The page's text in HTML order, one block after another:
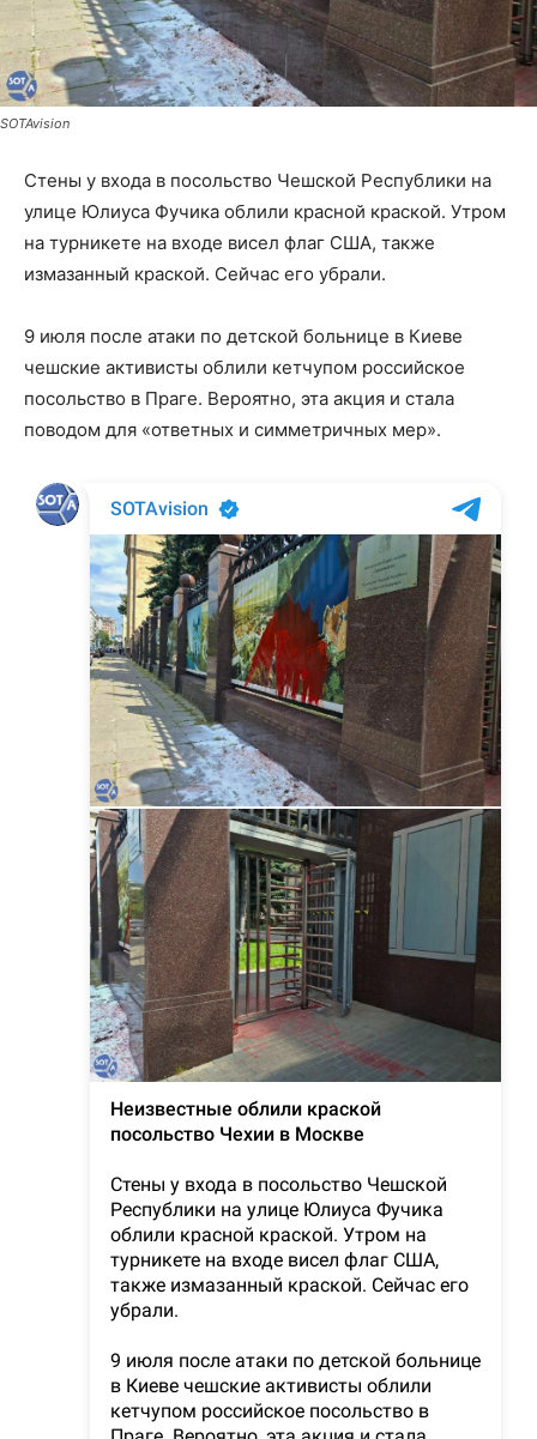
SOTAvision
Стены у входа в посольство Чешской Республики на
улице Юлиуса Фучика облили красной краской. Утром
на турникете на входе висел флаг США, также
измазанный краской. Сейчас его убрали.
9 июля после атаки по детской больнице в Киеве
чешские активисты облили кетчупом российское
посольство в Праге. Вероятно, эта акция и стала
поводом для «ответных и симметричных мер».